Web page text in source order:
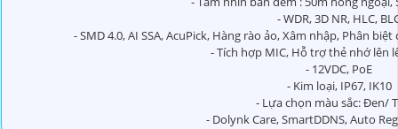
- WDR, 3D NR, HLC,
- SMD 4.0, AI SSA, AcuPick, Hàng rào ảo, Xâm nhập, Phân
- Tích hợp MIC, Hỗ trợ thẻ nhớ lên
- 12VDC, PoE
- Kim loại, IP67, IK10
- Lựa chọn màu sắc: Đen/
- Dolynk Care, SmartDDNS, Auto